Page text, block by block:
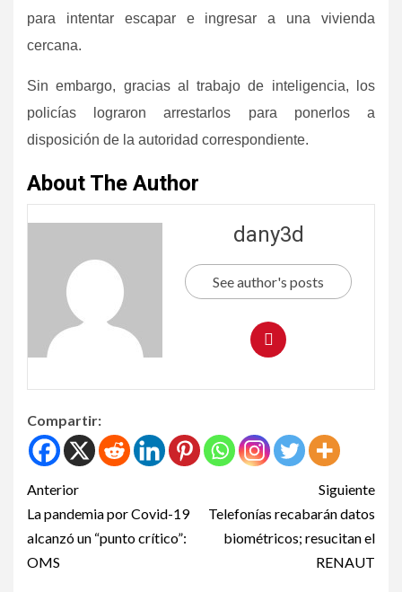
para intentar escapar e ingresar a una vivienda
cercana.
Sin embargo, gracias al trabajo de inteligencia, los
policías lograron arrestarlos para ponerlos a
disposición de la autoridad correspondiente.
About The Author
dany3d
See author's posts
Compartir:
Anterior
La pandemia por Covid-19
alcanzó un “punto crítico”:
OMS
Siguiente
Telefonías recabarán datos
biométricos; resucitan el
RENAUT